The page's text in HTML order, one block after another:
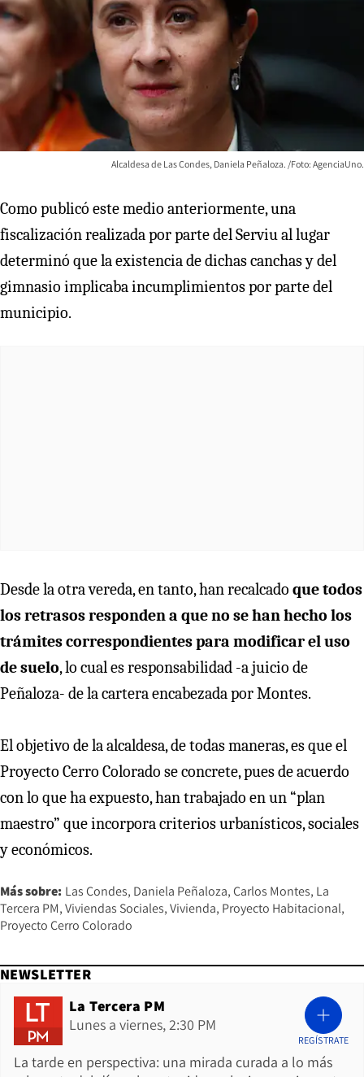
Alcaldesa de Las Condes, Daniela Peñaloza. /Foto: AgenciaUno.
Como publicó este medio anteriormente, una
fiscalización realizada por parte del Serviu al lugar
determinó que la existencia de dichas canchas y del
gimnasio implicaba incumplimientos por parte del
municipio.
Desde la otra vereda, en tanto, han recalcado que todos
los retrasos responden a que no se han hecho los
trámites correspondientes para modificar el uso
de suelo, lo cual es responsabilidad -a juicio de
Peñaloza- de la cartera encabezada por Montes.
El objetivo de la alcaldesa, de todas maneras, es que el
Proyecto Cerro Colorado se concrete, pues de acuerdo
con lo que ha expuesto, han trabajado en un “plan
maestro” que incorpora criterios urbanísticos, sociales
y económicos.
Más sobre: Las Condes Daniela Peñaloza Carlos Montes La
Tercera PM Viviendas Sociales Vivienda Proyecto Habitacional
Proyecto Cerro Colorado
NEWSLETTER
La Tercera PM
Lunes a viernes, 2:30 PM
La tarde en perspectiva: una mirada curada a lo más
REGÍSTRATE